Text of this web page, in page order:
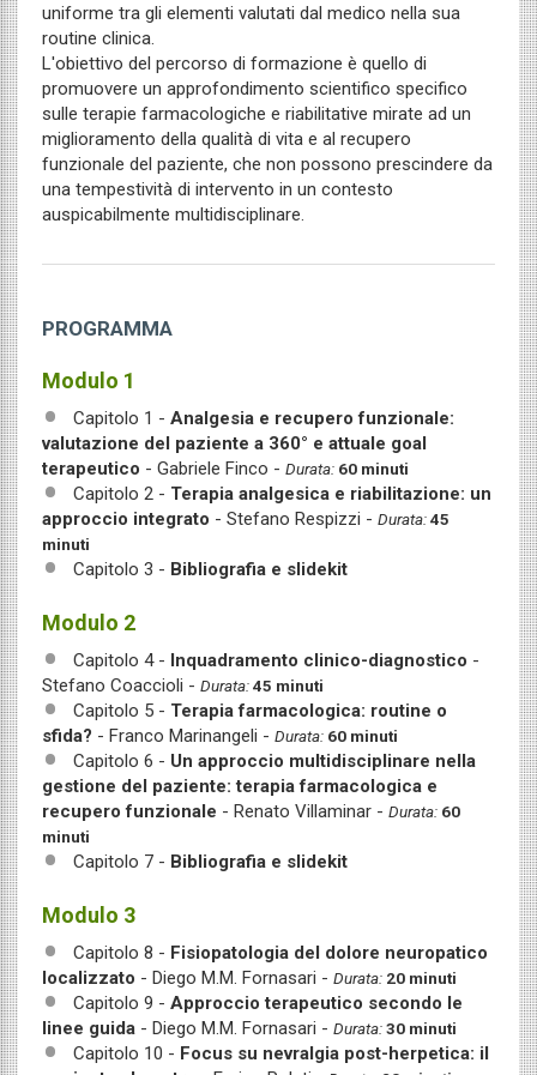
uniforme tra gli elementi valutati dal medico nella sua
routine clinica.
L'obiettivo del percorso di formazione è quello di
promuovere un approfondimento scientifico specifico
sulle terapie farmacologiche e riabilitative mirate ad un
miglioramento della qualità di vita e al recupero
funzionale del paziente, che non possono prescindere da
una tempestività di intervento in un contesto
auspicabilmente multidisciplinare.
PROGRAMMA
Modulo 1
Capitolo 1 - Analgesia e recupero funzionale:
valutazione del paziente a 360° e attuale goal
terapeutico - Gabriele Finco - Durata: 60 minuti
Capitolo 2 - Terapia analgesica e riabilitazione: un
approccio integrato - Stefano Respizzi - Durata:45
minuti
Capitolo 3 - Bibliografia e slidekit
Modulo 2
Capitolo 4 - Inquadramento clinico-diagnostico -
Stefano Coaccioli - Durata:45 minuti
Capitolo 5 - Terapia farmacologica: routine o
sfida? - Franco Marinangeli - Durata: 60 minuti
Capitolo 6 - Un approccio multidisciplinare nella
gestione del paziente: terapia farmacologica e
recupero funzionale - Renato Villaminar - Durata: 60
minuti
Capitolo 7 - Bibliografia e slidekit
Modulo 3
Capitolo 8 - Fisiopatologia del dolore neuropatico
localizzato - Diego M.M. Fornasari - Durata: 20 minuti
Capitolo 9 - Approccio terapeutico secondo le
linee guida - Diego M.M. Fornasari - Durata:30 minuti
Capitolo 10 - Focus su nevralgia post-herpetica: il